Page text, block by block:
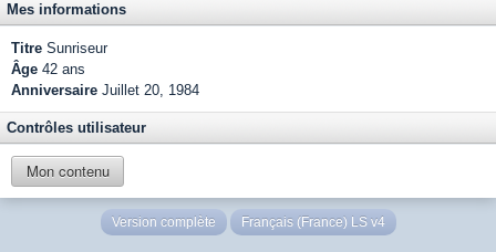
Mes informations
Titre Sunriseur
Âge 42 ans
Anniversaire Juillet 20, 1984
Contrôles utilisateur
Mon contenu
Version complète Français (France) LS v4